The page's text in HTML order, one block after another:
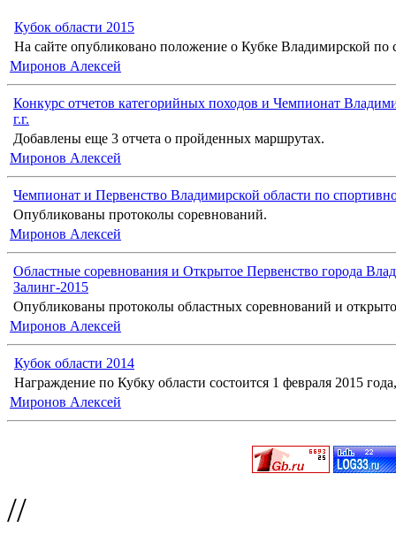
Кубок области 2015
На сайте опубликовано положение о Кубке Владимирской по
Миронов Алексей
Конкурс отчетов категорийных походов и Чемпионат
г.г.
Добавлены еще 3 отчета о пройденных маршрутах.
Миронов Алексей
Чемпионат и Первенство Владимирской области по
Опубликованы протоколы соревнований.
Миронов Алексей
Областные соревнования и Открытое Первенство города
Залинг-2015
Опубликованы протоколы областных соревнований и
Миронов Алексей
Кубок области 2014
Награждение по Кубку области состоится 1 февраля 2015
Миронов Алексей
//